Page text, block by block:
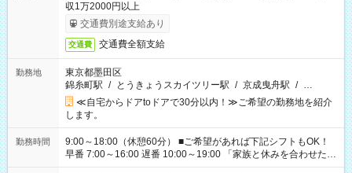
収1万2000円以上
交通費別途支給あり
交通費 交通費全額支給
勤務地
東京都墨田区
錦糸町駅 / とうきょうスカイツリー駅 / 京成曳舟駅 / …
≪自宅からドアtoドアで30分以内！≫ご希望の勤務地を紹介
します。
勤務時間
9:00～18:00（休憩60分） ■ご希望があれば下記シフトもOK！
早番 7:00～16:00 遅番 10:00～19:00 「家族と休みを合わせた
い」 「余裕を持って夕飯の準備がしたい」 「できれば残業はし